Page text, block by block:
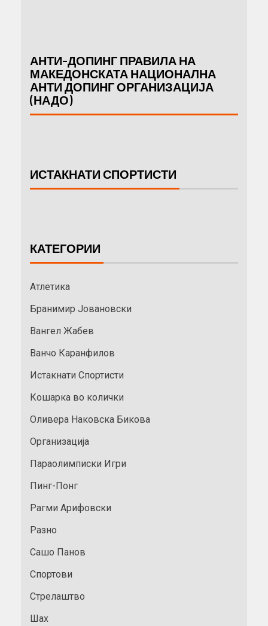
АНТИ-ДОПИНГ ПРАВИЛА НА
МАКЕДОНСКАТА НАЦИОНАЛНА
АНТИ ДОПИНГ ОРГАНИЗАЦИЈА
(НАДО)
ИСТАКНАТИ СПОРТИСТИ
КАТЕГОРИИ
Атлетика
Бранимир Јовановски
Вангел Жабев
Ванчо Каранфилов
Истакнати Спортисти
Кошарка во колички
Оливера Наковска Бикова
Организација
Параолимписки Игри
Пинг-Понг
Рагми Арифовски
Разно
Сашо Панов
Спортови
Стрелаштво
Шах